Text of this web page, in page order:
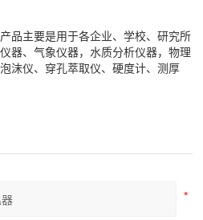
品主要是用于各企业、学校、研究所
器、气象仪器，水质分析仪器，物理
沫仪、穿孔萃取仪、硬度计、测厚